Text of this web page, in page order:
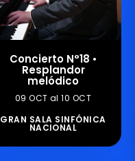
Concierto N°18 •
Resplandor
melódico
09 OCT al 10 OCT
GRAN SALA SINFÓNICA
NACIONAL